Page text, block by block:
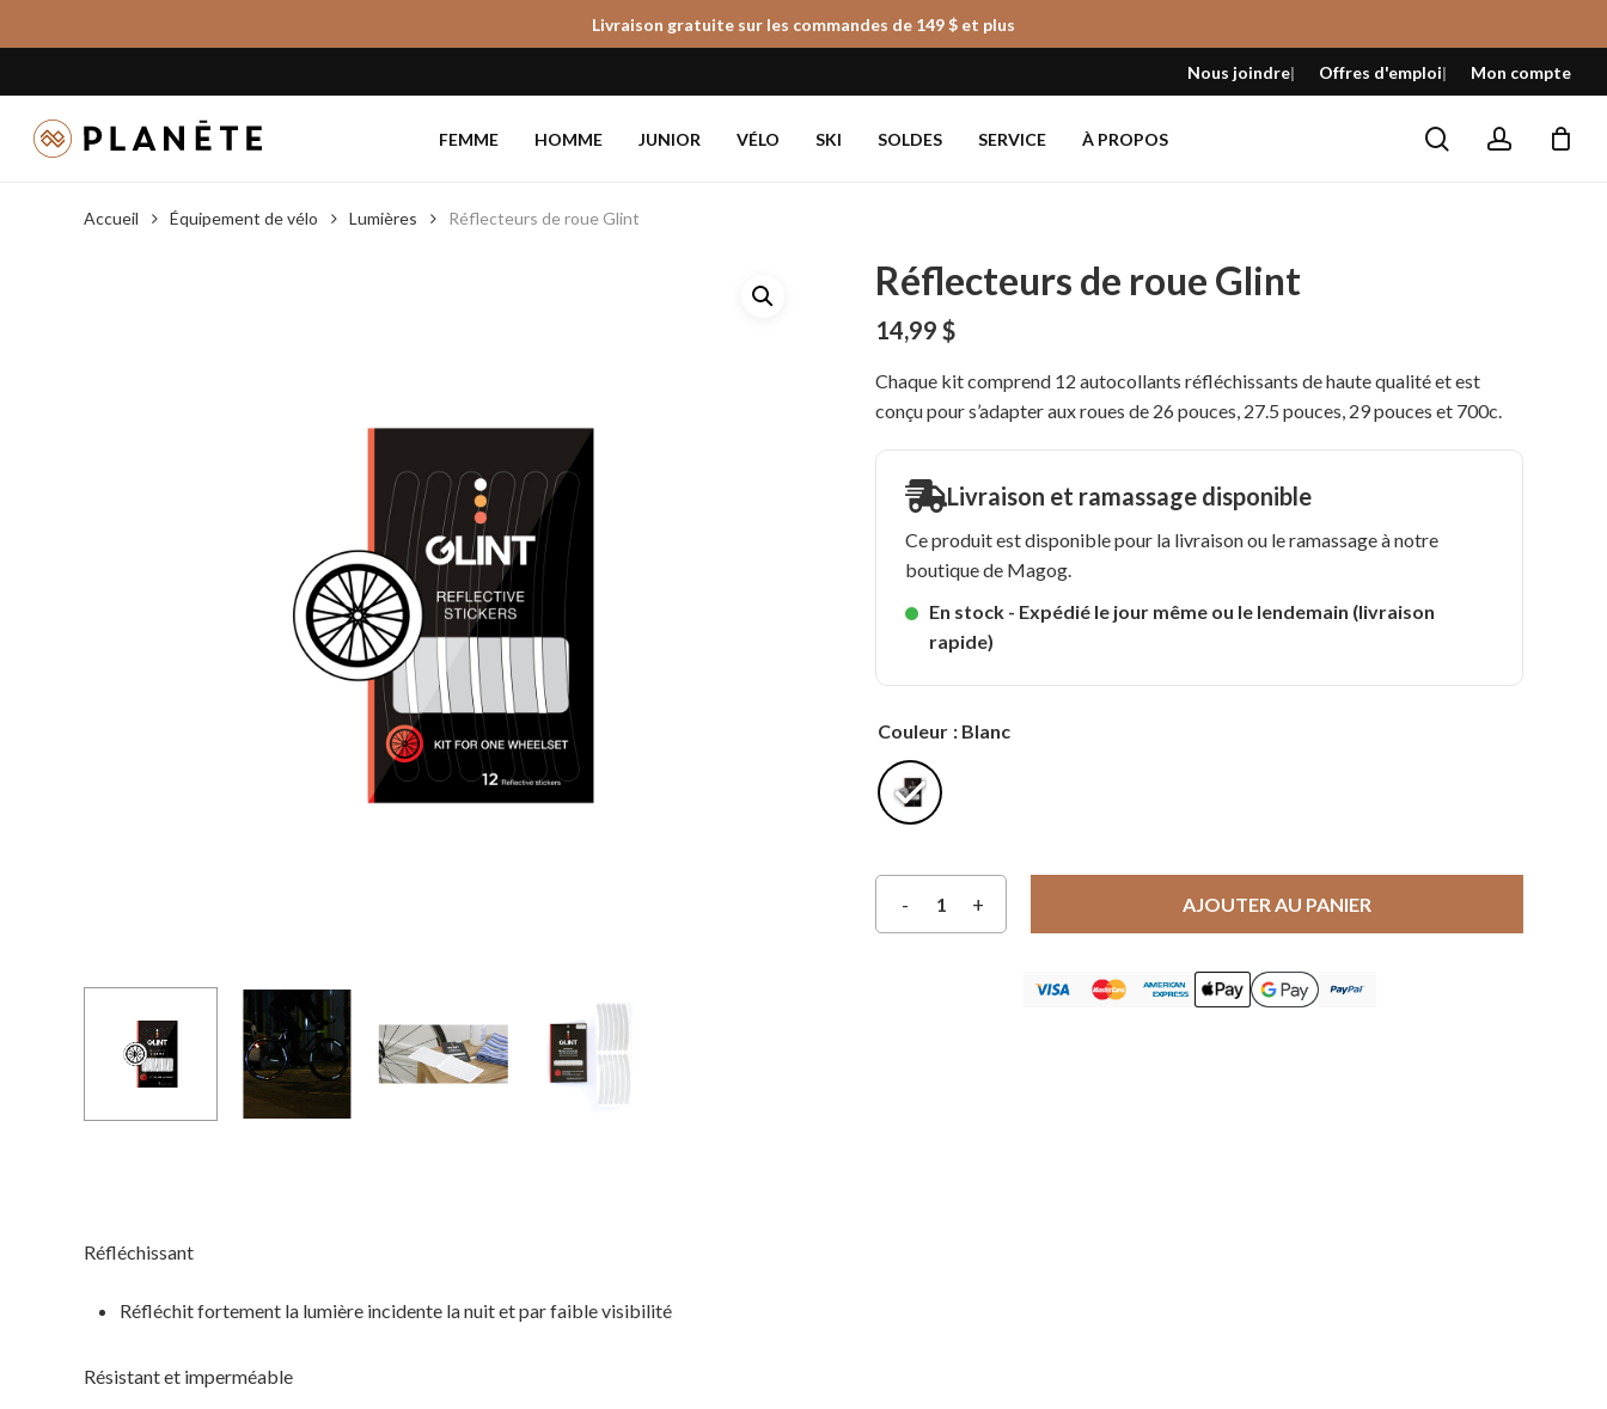
to
content
Livraison gratuite sur les commandes de 149 $ et plus
Nous joindre Offres d'emploi Mon compte
FEMME HOMME JUNIOR VÉLO SKI SOLDES SERVICE À PROPOS searchaccount
Fermer
le
panier
Accueil Équipement de vélo Lumières Réflecteurs de roue Glint
Réflecteurs de roue Glint
14,99$
Chaque kit comprend 12 autocollants réfléchissants de haute qualité et est
conçu pour s’adapter aux roues de 26 pouces, 27.5 pouces, 29 pouces et 700c.
Livraison et ramassage disponible
Ce produit est disponible pour la livraison ou le ramassage à notre
boutique de Magog.
En stock - Expédié le jour même ou le lendemain (livraison
rapide)
Couleur : Blanc
AJOUTER AU PANIER
Réfléchissant
Réfléchit fortement la lumière incidente la nuit et par faible visibilité
Résistant et imperméable